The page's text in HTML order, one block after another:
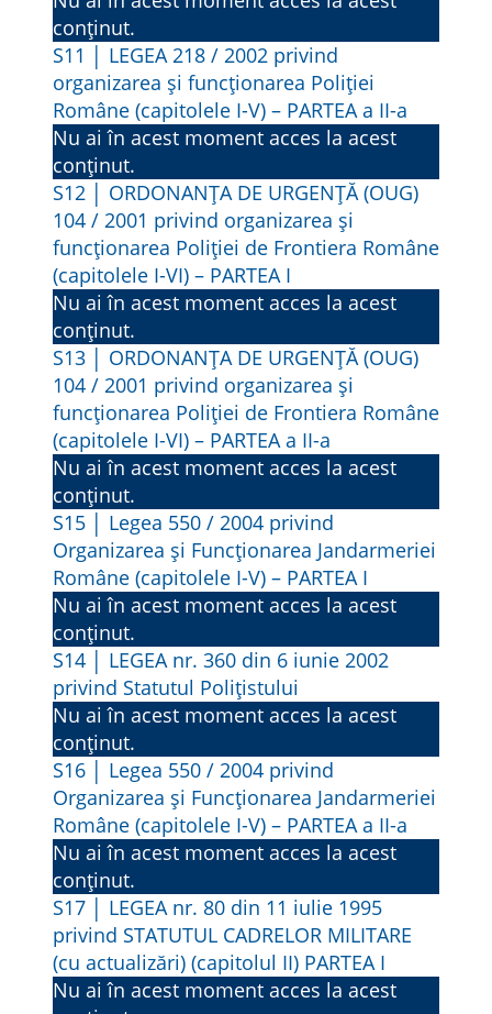
conținut.
S11 │ LEGEA 218 / 2002 privind
organizarea și funcționarea Poliției
Române (capitolele I-V) – PARTEA a II-a
Nu ai în acest moment acces la acest
conținut.
S12 │ ORDONANŢA DE URGENŢĂ (OUG)
104 / 2001 privind organizarea şi
funcţionarea Poliţiei de Frontiera Române
(capitolele I-VI) – PARTEA I
Nu ai în acest moment acces la acest
conținut.
S13 │ ORDONANŢA DE URGENŢĂ (OUG)
104 / 2001 privind organizarea şi
funcţionarea Poliţiei de Frontiera Române
(capitolele I-VI) – PARTEA a II-a
Nu ai în acest moment acces la acest
conținut.
S15 │ Legea 550 / 2004 privind
Organizarea și Funcționarea Jandarmeriei
Române (capitolele I-V) – PARTEA I
Nu ai în acest moment acces la acest
conținut.
S14 │ LEGEA nr. 360 din 6 iunie 2002
privind Statutul Polițistului
Nu ai în acest moment acces la acest
conținut.
S16 │ Legea 550 / 2004 privind
Organizarea și Funcționarea Jandarmeriei
Române (capitolele I-V) – PARTEA a II-a
Nu ai în acest moment acces la acest
conținut.
S17 │ LEGEA nr. 80 din 11 iulie 1995
privind STATUTUL CADRELOR MILITARE
(cu actualizări) (capitolul II) PARTEA I
Nu ai în acest moment acces la acest